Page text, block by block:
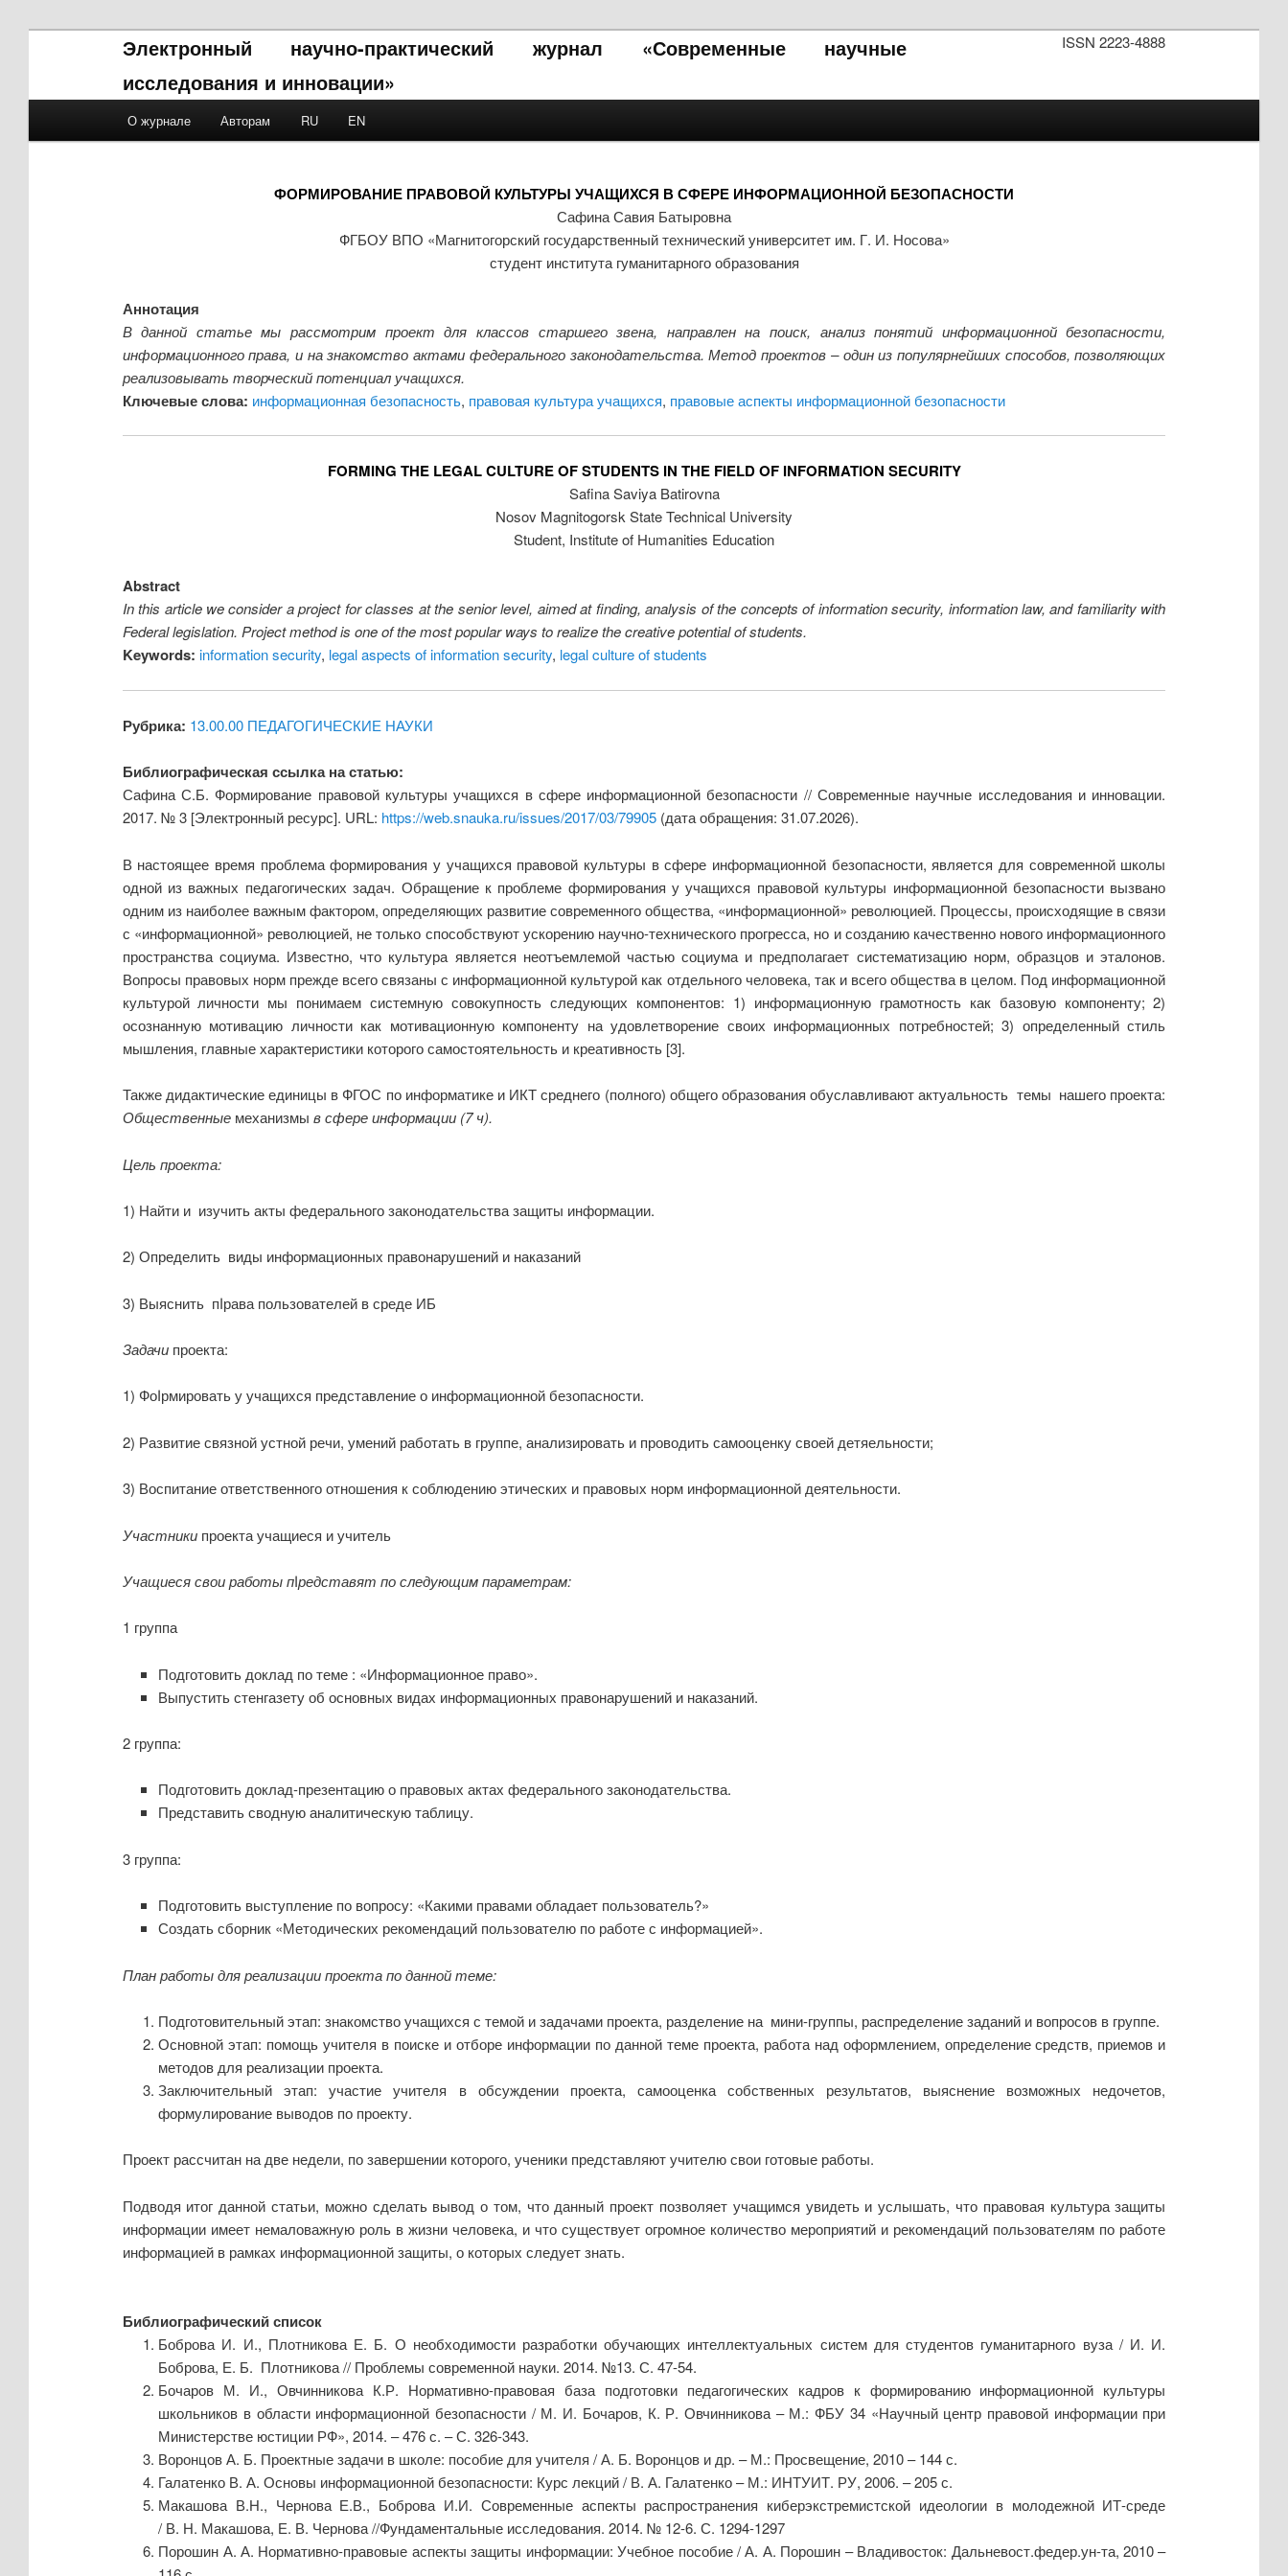
ISSN 2223-4888
Электронный научно-практический журнал «Современные научные
исследования и инновации»
Skip to primary content
Skip to secondary content
О журнале Авторам RU EN
ФОРМИРОВАНИЕ ПРАВОВОЙ КУЛЬТУРЫ УЧАЩИХСЯ В СФЕРЕ ИНФОРМАЦИОННОЙ БЕЗОПАСНОСТИ
Сафина Савия Батыровна
ФГБОУ ВПО «Магнитогорский государственный технический университет им. Г. И. Носова»
студент института гуманитарного образования
Аннотация
В данной статье мы рассмотрим проект для классов старшего звена, направлен на поиск, анализ понятий информационной безопасности,
информационного права, и на знакомство актами федерального законодательства. Метод проектов – один из популярнейших способов, позволяющих
реализовывать творческий потенциал учащихся.
Ключевые слова: информационная безопасность, правовая культура учащихся, правовые аспекты информационной безопасности
FORMING THE LEGAL CULTURE OF STUDENTS IN THE FIELD OF INFORMATION SECURITY
Safina Saviya Batirovna
Nosov Magnitogorsk State Technical University
Student, Institute of Humanities Education
Abstract
In this article we consider a project for classes at the senior level, aimed at finding, analysis of the concepts of information security, information law, and familiarity with
Federal legislation. Project method is one of the most popular ways to realize the creative potential of students.
Keywords: information security, legal aspects of information security, legal culture of students
Рубрика: 13.00.00 ПЕДАГОГИЧЕСКИЕ НАУКИ
Библиографическая ссылка на статью:
Сафина С.Б. Формирование правовой культуры учащихся в сфере информационной безопасности // Современные научные исследования и инновации.
2017. № 3 [Электронный ресурс]. URL: https://web.snauka.ru/issues/2017/03/79905(дата обращения: 31.07.2026).
В настоящее время проблема формирования у учащихся правовой культуры в сфере информационной безопасности, является для современной школы
одной из важных педагогических задач. Обращение к проблеме формирования у учащихся правовой культуры информационной безопасности вызвано
одним из наиболее важным фактором, определяющих развитие современного общества, «информационной» революцией. Процессы, происходящие в связи
с «информационной» революцией, не только способствуют ускорению научно-технического прогресса, но и созданию качественно нового информационного
пространства социума. Известно, что культура является неотъемлемой частью социума и предполагает систематизацию норм, образцов и эталонов.
Вопросы правовых норм прежде всего связаны с информационной культурой как отдельного человека, так и всего общества в целом. Под информационной
культурой личности мы понимаем системную совокупность следующих компонентов: 1) информационную грамотность как базовую компоненту; 2)
осознанную мотивацию личности как мотивационную компоненту на удовлетворение своих информационных потребностей; 3) определенный стиль
мышления, главные характеристики которого самостоятельность и креативность [3].
Также дидактические единицы в ФГОС по информатике и ИКТ среднего (полного) общего образования обуславливают актуальность темы нашего проекта:
Общественные механизмы всфереинформации (7 ч).
Цель проекта:
1) Найти и изучить акты федерального законодательства защиты информации.
2) Определить виды информационных правонарушений и наказаний
3) Выяснить пﺍрава пользователей в среде ИБ
Задачи проекта:
1) Фоﺍрмировать у учащихся представление о информационной безопасности.
2) Развитие связной устной речи, умений работать в группе, анализировать и проводить самооценку своей детяельности;
3) Воспитание ответственного отношения к соблюдению этических и правовых норм информационной деятельности.
Участники проекта учащиеся и учитель
Учащиеся своиработыпﺍредставят последующимпараметрам:
1 группа
Подготовить доклад по теме : «Информационное право».
Выпустить стенгазету об основных видах информационных правонарушений и наказаний.
2 группа:
Подготовить доклад-презентацию о правовых актах федерального законодательства.
Представить сводную аналитическую таблицу.
3 группа:
Подготовить выступление по вопросу: «Какими правами обладает пользователь?»
Создать сборник «Методических рекомендаций пользователю по работе с информацией».
План работы для реализации проекта по данной теме:
Подготовительный этап: знакомство учащихся с темой и задачами проекта, разделение на мини-группы, распределение заданий и вопросов в группе.
Основной этап: помощь учителя в поиске и отборе информации по данной теме проекта, работа над оформлением, определение средств, приемов и
методов для реализации проекта.
Заключительный этап: участие учителя в обсуждении проекта, самооценка собственных результатов, выяснение возможных недочетов,
формулирование выводов по проекту.
Проект рассчитан на две недели, по завершении которого, ученики представляют учителю свои готовые работы.
Подводя итог данной статьи, можно сделать вывод о том, что данный проект позволяет учащимся увидеть и услышать, что правовая культура защиты
информации имеет немаловажную роль в жизни человека, и что существует огромное количество мероприятий и рекомендаций пользователям по работе
информацией в рамках информационной защиты, о которых следует знать.
Библиографический список
Боброва И. И., Плотникова Е. Б. О необходимости разработки обучающих интеллектуальных систем для студентов гуманитарного вуза / И. И.
Боброва, Е. Б. Плотникова // Проблемы современной науки. 2014. №13. С. 47-54.
Бочаров М. И., Овчинникова К.Р. Нормативно-правовая база подготовки педагогических кадров к формированию информационной культуры
школьников в области информационной безопасности / М. И. Бочаров, К. Р. Овчинникова – М.: ФБУ 34 «Научный центр правовой информации при
Министерстве юстиции РФ», 2014. – 476 с. – С. 326-343.
Воронцов А. Б. Проектные задачи в школе: пособие для учителя / А. Б. Воронцов и др. – М.: Просвещение, 2010 – 144 с.
Галатенко В. А. Основы информационной безопасности: Курс лекций / В. А. Галатенко – М.: ИНТУИТ. РУ, 2006. – 205 с.
Макашова В.Н., Чернова Е.В., Боброва И.И. Современные аспекты распространения киберэкстремистской идеологии в молодежной ИТ-среде
/ В. Н. Макашова, Е. В. Чернова //Фундаментальные исследования. 2014. № 12-6. С. 1294-1297
Порошин А. А. Нормативно-правовые аспекты защиты информации: Учебное пособие / А. А. Порошин – Владивосток: Дальневост.федер.ун-та, 2010 –